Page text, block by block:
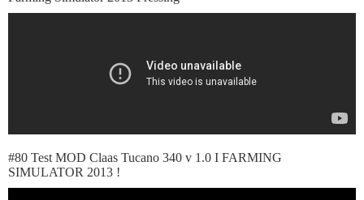
#80 Test MOD Claas Tucano 340 v 1.0 I FARMING
SIMULATOR 2013 !